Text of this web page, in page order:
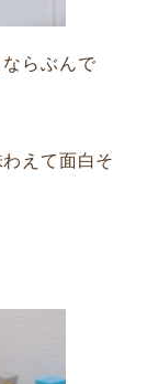
らぶんで
えて面白そ